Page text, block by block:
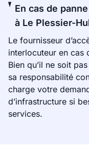
En cas de
à Le Plessier-
Le fournisseur
interlocuteur en cas
Bien qu’il ne soit
sa responsabilité
charge votre
d’infrastructure si
services.